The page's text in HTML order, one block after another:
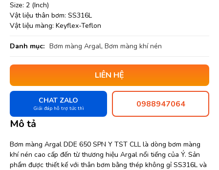
Size: 2 (Inch)
Vật liệu thân bơm: SS316L
Vật liệu màng: Keyflex-Teflon
Danh mục: Bơm màng Argal, Bơm màng khí nén
LIÊN HỆ
CHAT ZALO
Giải đáp hỗ trợ tức thì 0988947064
Mô tả
Bơm màng Argal DDE 650 SPN Y TST CLL là dòng bơm màng
khí nén cao cấp đến từ thương hiệu Argal nổi tiếng của Ý. Sản
phẩm được thiết kế với thân bơm bằng thép không gỉ SS316L và